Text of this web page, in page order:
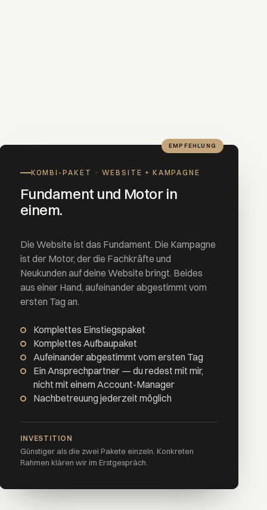
EMPFEHLUNG
KOMBI-PAKET · WEBSITE + KAMPAGNE
Fundament und Motor in
einem.
Die Website ist das Fundament. Die Kampagne
ist der Motor, der die Fachkräfte und
Neukunden auf deine Website bringt. Beides
aus einer Hand, aufeinander abgestimmt vom
ersten Tag an.
Komplettes Einstiegspaket
Komplettes Aufbaupaket
Aufeinander abgestimmt vom ersten Tag
Ein Ansprechpartner — du redest mit mir,
nicht mit einem Account-Manager
Nachbetreuung jederzeit möglich
INVESTITION
Günstiger als die zwei Pakete einzeln. Konkreten
Rahmen klären wir im Erstgespräch.